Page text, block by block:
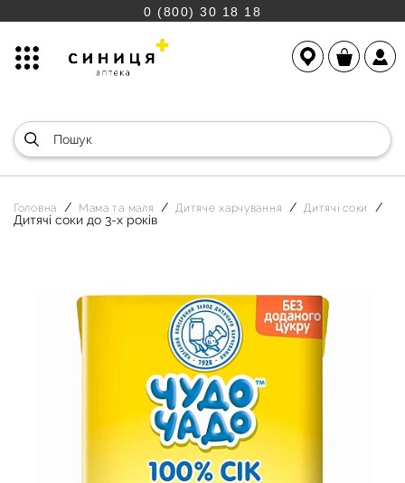
0 (800) 30 18 18
Головна Мама та маля Дитяче харчування Дитячі соки
Дитячі соки до 3-х років